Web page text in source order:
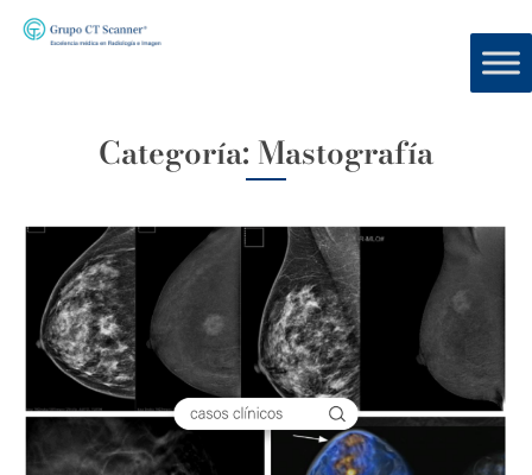
Categoría: Mastografía